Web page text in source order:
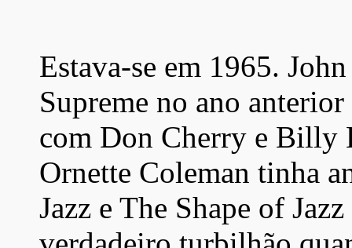
Estava-se em 1965.
Supreme no ano
com Don Cherry e Billy
Ornette Coleman tinha
Jazz e The Shape of